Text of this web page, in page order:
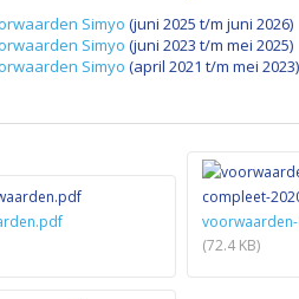
Simyo (juni 2025 t/m juni 2026)
Simyo (juni 2023 t/m mei 2025)
Simyo (april 2021 t/m mei 2023)
(72.4 KB)